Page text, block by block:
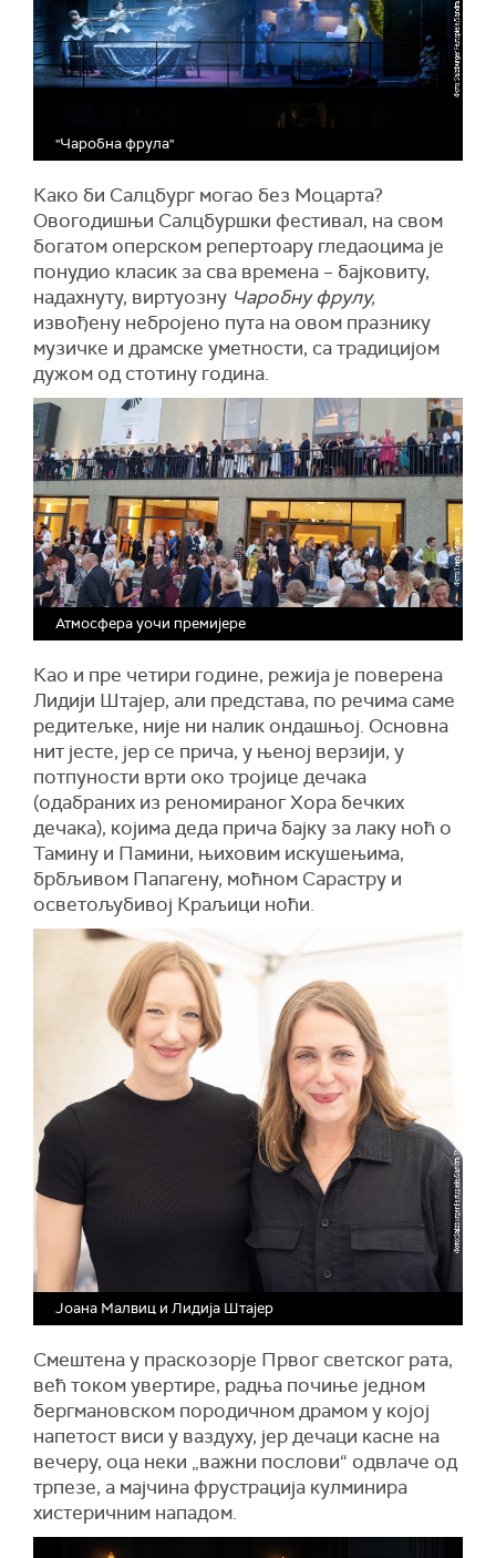
"Чаробна фрула"
Како би Салцбург могао без Моцарта?
Овогодишњи Салцбуршки фестивал, на свом
богатом оперском репертоару гледаоцима је
понудио класик за сва времена – бајковиту,
надахнуту, виртуозну Чаробну фрулу,
извођену небројено пута на овом празнику
музичке и драмске уметности, са традицијом
дужом од стотину година.
Атмосфера уочи премијере
Као и пре четири године, режија је поверена
Лидији Штајер, али представа, по речима саме
редитељке, није ни налик ондашњој. Основна
нит јесте, јер се прича, у њеној верзији, у
потпуности врти око тројице дечака
(одабраних из реномираног Хора бечких
дечака), којима деда прича бајку за лаку ноћ о
Тамину и Памини, њиховим искушењима,
брбљивом Папагену, моћном Сарастру и
осветољубивој Краљици ноћи.
Јоана Малвиц и Лидија Штајер
Смештена у праскозорје Првог светског рата,
већ током увертире, радња почиње једном
бергмановском породичном драмом у којој
напетост виси у ваздуху, јер дечаци касне на
вечеру, оца неки „важни послови“ одвлаче од
трпезе, а мајчина фрустрација кулминира
хистеричним нападом.